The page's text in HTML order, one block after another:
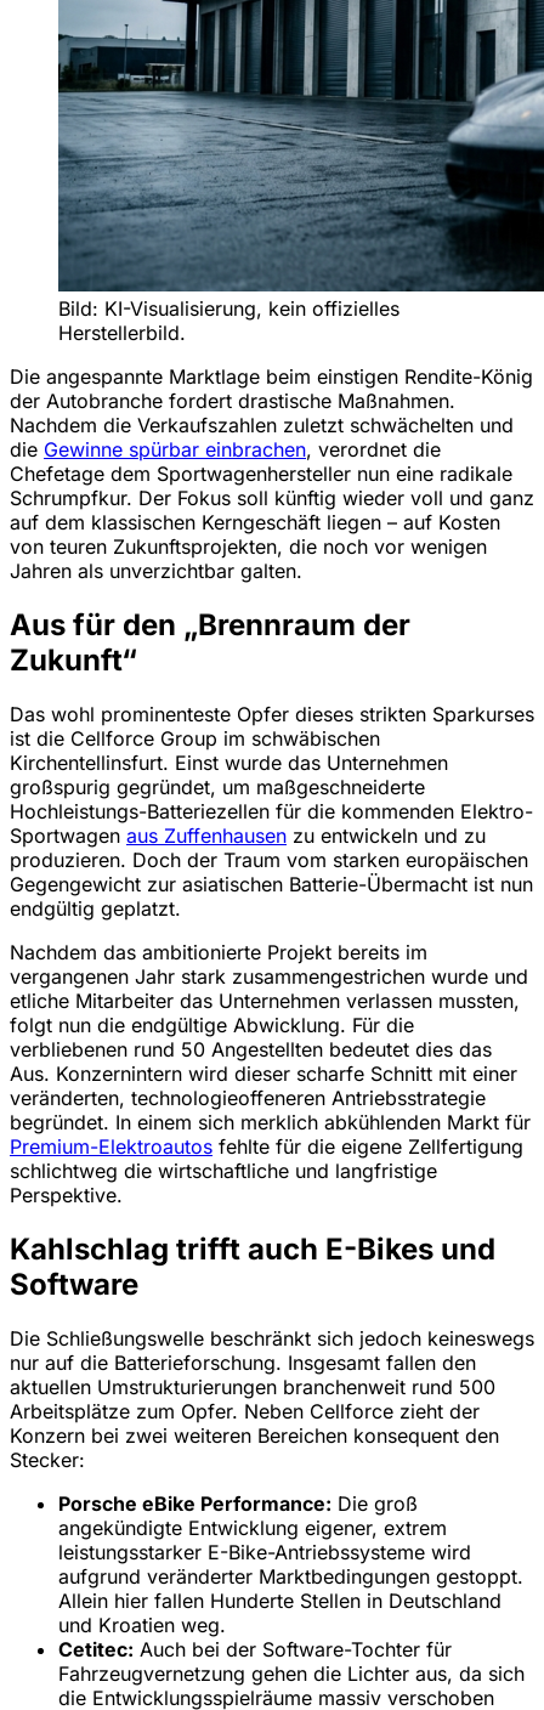
Bild: KI-Visualisierung, kein offizielles
Herstellerbild.
Die angespannte Marktlage beim einstigen Rendite-König
der Autobranche fordert drastische Maßnahmen.
Nachdem die Verkaufszahlen zuletzt schwächelten und
die Gewinne spürbar einbrachen, verordnet die
Chefetage dem Sportwagenhersteller nun eine radikale
Schrumpfkur. Der Fokus soll künftig wieder voll und ganz
auf dem klassischen Kerngeschäft liegen – auf Kosten
von teuren Zukunftsprojekten, die noch vor wenigen
Jahren als unverzichtbar galten.
Aus für den „Brennraum der
Zukunft“
Das wohl prominenteste Opfer dieses strikten Sparkurses
ist die Cellforce Group im schwäbischen
Kirchentellinsfurt. Einst wurde das Unternehmen
großspurig gegründet, um maßgeschneiderte
Hochleistungs-Batteriezellen für die kommenden Elektro-
Sportwagen aus Zuffenhausen zu entwickeln und zu
produzieren. Doch der Traum vom starken europäischen
Gegengewicht zur asiatischen Batterie-Übermacht ist nun
endgültig geplatzt.
Nachdem das ambitionierte Projekt bereits im
vergangenen Jahr stark zusammengestrichen wurde und
etliche Mitarbeiter das Unternehmen verlassen mussten,
folgt nun die endgültige Abwicklung. Für die
verbliebenen rund 50 Angestellten bedeutet dies das
Aus. Konzernintern wird dieser scharfe Schnitt mit einer
veränderten, technologieoffeneren Antriebsstrategie
begründet. In einem sich merklich abkühlenden Markt für
Premium-Elektroautos fehlte für die eigene Zellfertigung
schlichtweg die wirtschaftliche und langfristige
Perspektive.
Kahlschlag trifft auch E-Bikes und
Software
Die Schließungswelle beschränkt sich jedoch keineswegs
nur auf die Batterieforschung. Insgesamt fallen den
aktuellen Umstrukturierungen branchenweit rund 500
Arbeitsplätze zum Opfer. Neben Cellforce zieht der
Konzern bei zwei weiteren Bereichen konsequent den
Stecker:
Porsche eBike Performance: Die groß
angekündigte Entwicklung eigener, extrem
leistungsstarker E-Bike-Antriebssysteme wird
aufgrund veränderter Marktbedingungen gestoppt.
Allein hier fallen Hunderte Stellen in Deutschland
und Kroatien weg.
Cetitec: Auch bei der Software-Tochter für
Fahrzeugvernetzung gehen die Lichter aus, da sich
die Entwicklungsspielräume massiv verschoben